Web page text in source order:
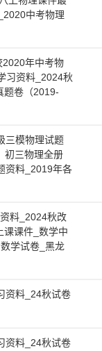
中考物理
2020年中考物
习资料_2024秋
题卷（2019-
三模物理试题
初三物理全册
资料_2019年各
料_2024秋改
课课件_数学中
学试卷_黑龙
资料_24秋试卷
资料_24秋试卷